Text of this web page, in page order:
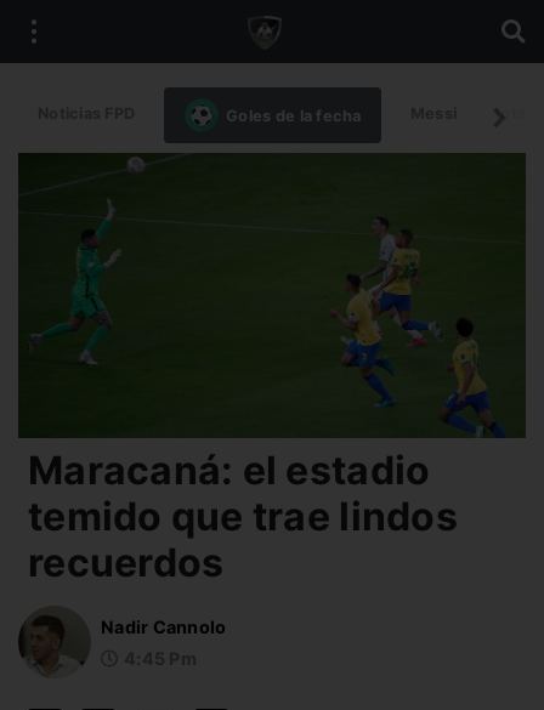
Goles de la fecha
Maracaná: el estadio
temido que trae lindos
recuerdos
Nadir Cannolo